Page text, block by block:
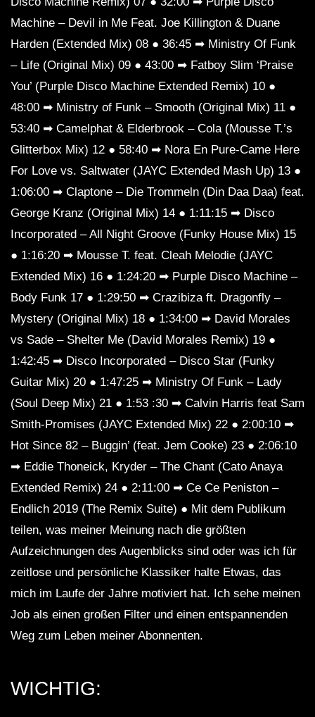
Machine – Devil in Me Feat. Joe Killington & Duane
Harden (Extended Mix) 08 ● 36:45 ➡ Ministry Of Funk
– Life (Original Mix) 09 ● 43:00 ➡ Fatboy Slim ‘Praise
You’ (Purple Disco Machine Extended Remix) 10 ●
48:00 ➡ Ministry of Funk – Smooth (Original Mix) 11 ●
53:40 ➡ Camelphat & Elderbrook – Cola (Mousse T.’s
Glitterbox Mix) 12 ● 58:40 ➡ Nora En Pure-Came Here
For Love vs. Saltwater (JAYC Extended Mash Up) 13 ●
1:06:00 ➡ Claptone – Die Trommeln (Din Daa Daa) feat.
George Kranz (Original Mix) 14 ● 1:11:15 ➡ Disco
Incorporated – All Night Groove (Funky House Mix) 15
● 1:16:20 ➡ Mousse T. feat. Cleah Melodie (JAYC
Extended Mix) 16 ● 1:24:20 ➡ Purple Disco Machine –
Body Funk 17 ● 1:29:50 ➡ Crazibiza ft. Dragonfly –
Mystery (Original Mix) 18 ● 1:34:00 ➡ David Morales
vs Sade – Shelter Me (David Morales Remix) 19 ●
1:42:45 ➡ Disco Incorporated – Disco Star (Funky
Guitar Mix) 20 ● 1:47:25 ➡ Ministry Of Funk – Lady
(Soul Deep Mix) 21 ● 1:53 :30 ➡ Calvin Harris feat Sam
Smith-Promises (JAYC Extended Mix) 22 ● 2:00:10 ➡
Hot Since 82 – Buggin’ (feat. Jem Cooke) 23 ● 2:06:10
➡ Eddie Thoneick, Kryder – The Chant (Cato Anaya
Extended Remix) 24 ● 2:11:00 ➡ Ce Ce Peniston –
Endlich 2019 (The Remix Suite) ● Mit dem Publikum
teilen, was meiner Meinung nach die größten
Aufzeichnungen des Augenblicks sind oder was ich für
zeitlose und persönliche Klassiker halte Etwas, das
mich im Laufe der Jahre motiviert hat. Ich sehe meinen
Job als einen großen Filter und einen entspannenden
Weg zum Leben meiner Abonnenten.
WICHTIG: